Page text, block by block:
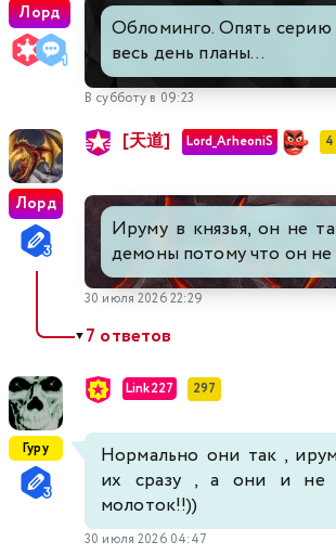
Лорд
Обломинго. Опять серию
весь день планы...
В субботу в 09:23
Лорд
[天道] Lord_ArheoniS
Ируму в князья, он не
демоны потому что он
30 июля 2026 22:29
▼7 ответов
Гуру
Link227 297
Нормально они так ,
их сразу , а они и не
молоток!!))
30 июля 2026 04:47